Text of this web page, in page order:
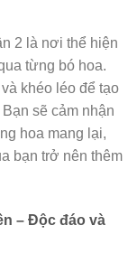
2 là nơi thể hiện
từng bó hoa.
khéo léo để tạo
sẽ cảm nhận
hoa mang lại,
bạn trở nên thêm
– Độc đáo và